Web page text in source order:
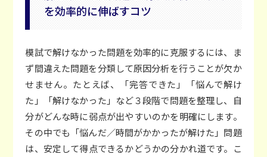
を効率的に伸ばすコツ
模試で解けなかった問題を効率的に克服するには、ま
ず間違えた問題を分類して原因分析を行うことが欠か
せません。たとえば、「完答できた」「悩んで解け
た」「解けなかった」など３段階で問題を整理し、自
分がどんな時に弱点が出やすいのかを明確にします。
その中でも「悩んだ／時間がかかったが解けた」問題
は、安定して得点できるかどうかの分かれ道です。こ